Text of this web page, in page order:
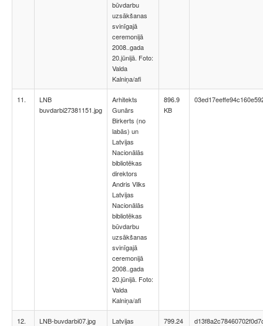
būvdarbu
uzsākšanas
svinīgajā
ceremonijā
2008..gada
20.jūnijā. Foto:
Valda
Kalniņa/afi
11.
LNB
buvdarbi27381151.jpg
Arhitekts
Gunārs
Birkerts (no
labās) un
Latvijas
Nacionālās
bibliotēkas
direktors
Andris Vilks
Latvijas
Nacionālās
bibliotēkas
būvdarbu
uzsākšanas
svinīgajā
ceremonijā
2008..gada
20.jūnijā. Foto:
Valda
Kalniņa/afi
896.9
KB
12. LNB-buvdarbi07.jpg
Latvijas
799.24